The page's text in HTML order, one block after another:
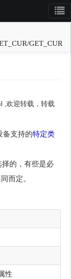
GET_CUR
,欢迎转载，转载
备支持的特定类
择的，有些是必
而定。
性